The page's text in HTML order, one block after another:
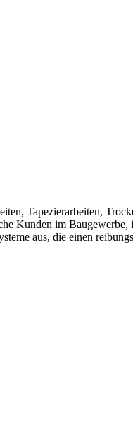
Tapezierarbeiten,
Kunden im Baugewerbe,
aus, die einen